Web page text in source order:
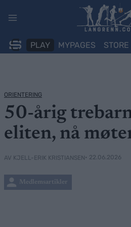
PLAY MYPAGES STORE
ORIENTERING
50-årig
eliten, nå
AV KJELL-ERIK KRISTIANSEN• 22.06.2026
Medlemsartikler